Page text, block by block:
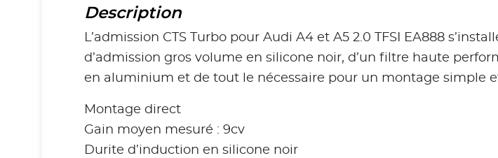
Description
L’admission CTS Turbo pour Audi A4 et A5 2.0 TFSI EA888
d’admission gros volume en silicone noir, d’un filtre haute
en aluminium et de tout le nécessaire pour un montage simple
Montage direct
Gain moyen mesuré : 9cv
Durite d’induction en silicone noir